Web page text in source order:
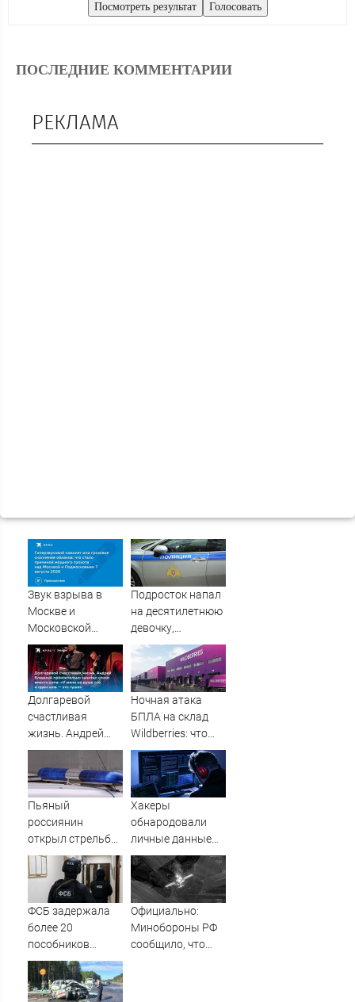
ПОСЛЕДНИЕ КОММЕНТАРИИ
РЕКЛАМА
Звук взрыва в
Москве и
Московской
области 7 августа
2026 года:
Причины,
источник, откуда
Подросток напал
на десятилетнюю
девочку,
ворвавшись в
квартиру
Долгаревой
счастливая
жизнь. Андрей
Бледный
пронзительно
зачитал стихи
вместо рэпа: «У
и один шов — это
Ночная атака
БПЛА на склад
Wildberries: что
известно об
очередном ударе
по логистическим
центрам
07/08/2026 –
Пьяный
россиянин
открыл стрельбу
по скорой
помощи и
полицейским
Хакеры
обнародовали
личные данные
более 100 тысяч
британских
силовиков -
Новости на
Вести.ru
ФСБ задержала
более 20
пособников
украинских кол-
центров за
кибермошенничество
Официально:
Минобороны РФ
сообщило, что